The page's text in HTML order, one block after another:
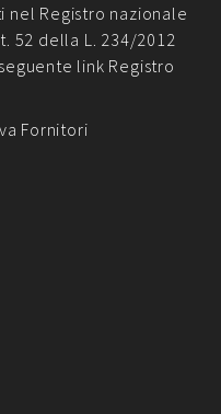
nel Registro nazionale
52 della L. 234/2012
link Registro
Fornitori